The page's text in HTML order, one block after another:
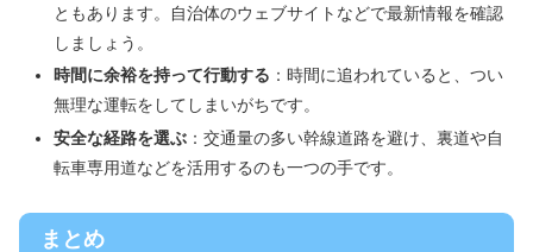
ともあります。自治体のウェブサイトなどで最新情報を確認
しましょう。
時間に余裕を持って行動する ：時間に追われていると、つい
無理な運転をしてしまいがちです。
安全な経路を選ぶ：交通量の多い幹線道路を避け、裏道や自
転車専用道などを活用するのも一つの手です。
まとめ